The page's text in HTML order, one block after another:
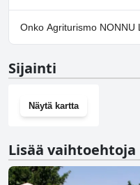
Kyllä, Agriturismo NONNU
pysäköintimahdollisuuden.
Onko Agriturismo NONNU
Sijainti
Näytä kartta
Lisää vaihtoehtoja